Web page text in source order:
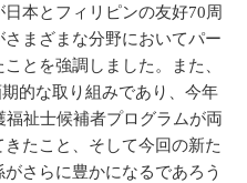
本とフィリピンの友好70周
まざまな分野においてパー
とを強調しました。また、
的な取り組みであり、今年
祉士候補者プログラムが両
たこと、そして今回の新た
さらに豊かになるであろう